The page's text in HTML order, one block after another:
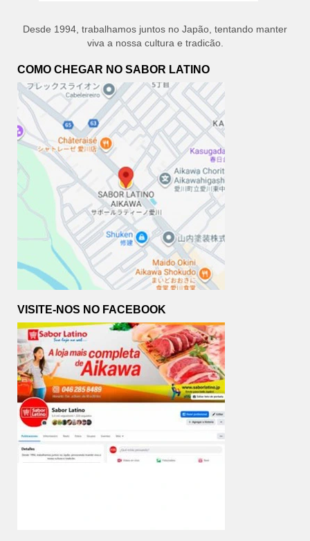
Desde 1994, trabalhamos juntos no Japão, tentando manter
viva a nossa cultura e tradicão.
COMO CHEGAR NO SABOR LATINO
VISITE-NOS NO FACEBOOK